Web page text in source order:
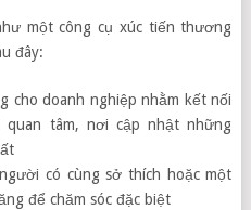
một công cụ xúc tiến thương
đây:
cho doanh nghiệp nhằm kết nối
tâm, nơi cập nhật những
có cùng sở thích hoặc một
để chăm sóc đặc biệt